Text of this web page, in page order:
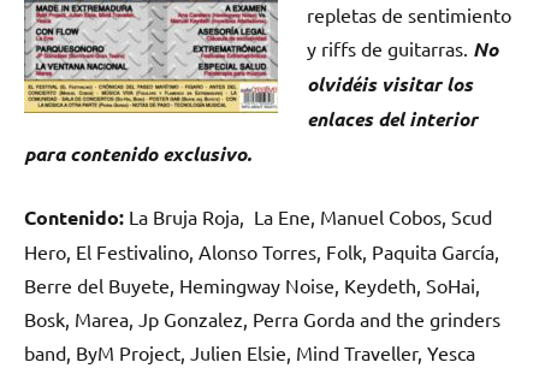
repletas de sentimiento
y riffs de guitarras. No
olvidéis visitar los
enlaces del interior
para contenido exclusivo.
Contenido: La Bruja Roja, La Ene, Manuel Cobos, Scud
Hero, El Festivalino, Alonso Torres, Folk, Paquita García,
Berre del Buyete, Hemingway Noise, Keydeth, SoHai,
Bosk, Marea, Jp Gonzalez, Perra Gorda and the grinders
band, ByM Project, Julien Elsie, Mind Traveller, Yesca